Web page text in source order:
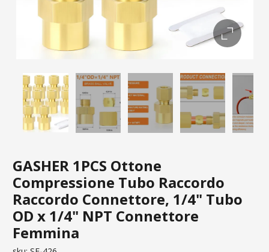
GASHER 1PCS Ottone
Compressione Tubo Raccordo
Raccordo Connettore, 1/4" Tubo
OD x 1/4" NPT Connettore
Femmina